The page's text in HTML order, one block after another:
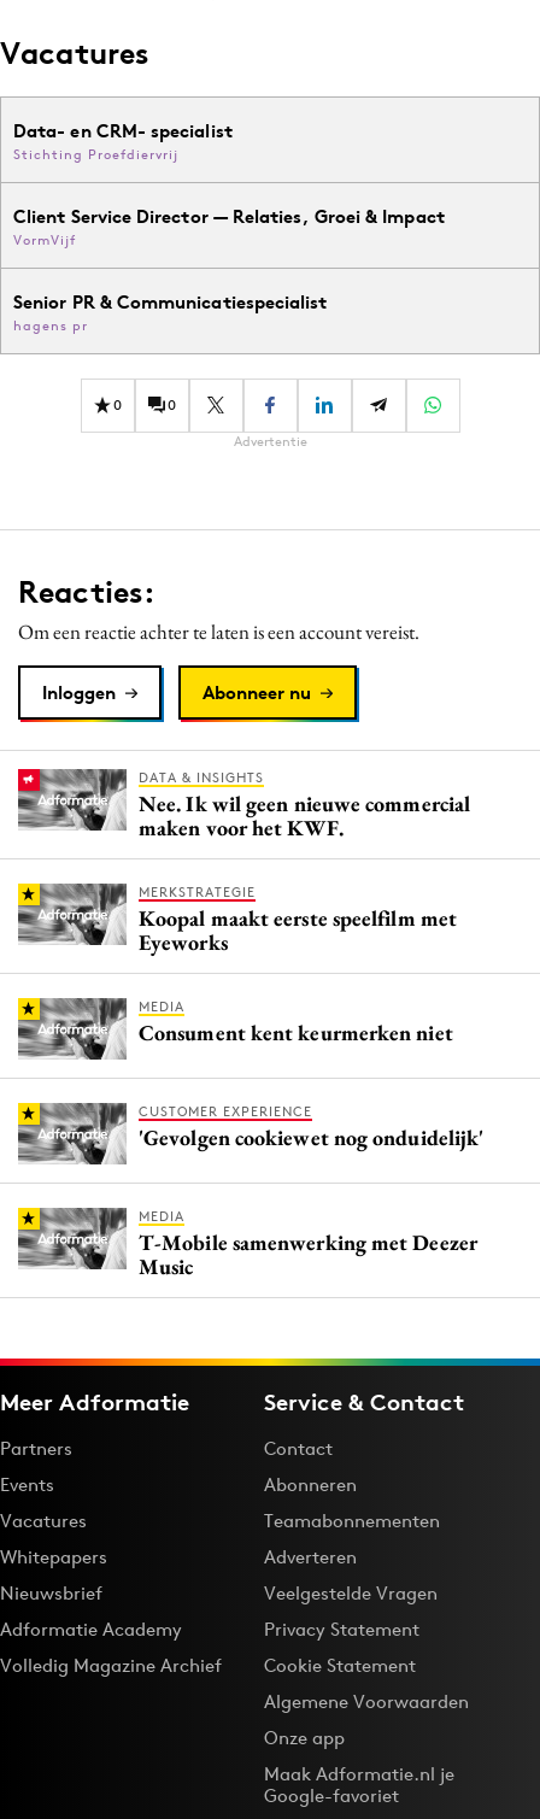
Vacatures
Data- en CRM- specialist
Stichting Proefdiervrij
Client Service Director — Relaties, Groei & Impact
VormVijf
Senior PR & Communicatiespecialist
hagens pr
0 0
Advertentie
Reacties:
Om een reactie achter te laten is een account vereist.
Inloggen Abonneer nu
DATA & INSIGHTS
Nee. Ik wil geen nieuwe commercial
maken voor het KWF.
MERKSTRATEGIE
Koopal maakt eerste speelfilm met
Eyeworks
MEDIA
Consument kent keurmerken niet
CUSTOMER EXPERIENCE
'Gevolgen cookiewet nog onduidelijk'
MEDIA
T-Mobile samenwerking met Deezer
Music
Meer Adformatie
Partners
Events
Vacatures
Whitepapers
Nieuwsbrief
Adformatie Academy
Volledig Magazine Archief
Service & Contact
Contact
Abonneren
Teamabonnementen
Adverteren
Veelgestelde Vragen
Privacy Statement
Cookie Statement
Algemene Voorwaarden
Onze app
Maak Adformatie.nl je
Google-favoriet